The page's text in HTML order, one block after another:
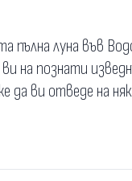
луна във
на познати
да ви отведе на